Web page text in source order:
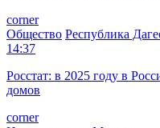
corner
Общество Республика
14:37
Росстат: в 2025 году в
домов
corner